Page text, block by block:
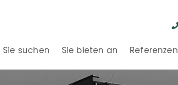
Sie suchen Sie bieten an Referenzen